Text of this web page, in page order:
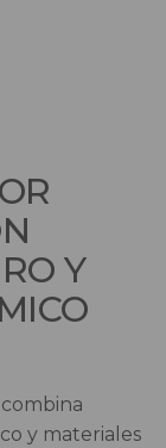
Y
combina
y materiales